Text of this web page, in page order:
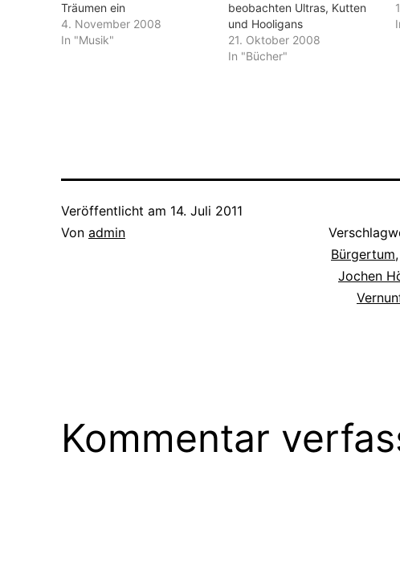
Träumen ein
4. November 2008
In "Musik"
beobachten Ultras, Kutten
und Hooligans
21. Oktober 2008
In "Bücher"
Veröffentlicht am 14. Juli 2011
Von admin
Bürgertum,
Jochen
Kommentar